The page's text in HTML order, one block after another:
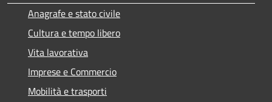
Anagrafe e stato civile
Cultura e tempo libero
Vita lavorativa
Imprese e Commercio
Mobilità e trasporti